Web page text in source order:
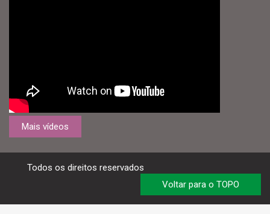
Mais vídeos
Todos os direitos reservados
Voltar para o TOPO